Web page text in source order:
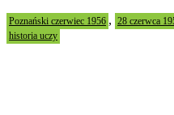
Poznański czerwiec 1956 , 28 czerwca
historia uczy